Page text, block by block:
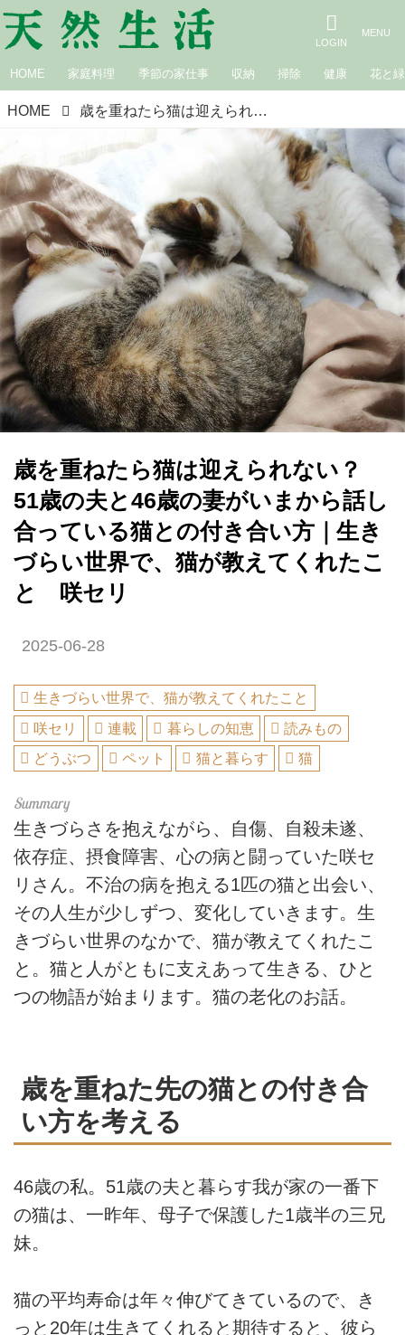
HOME 家庭料理 季節の家仕事 収納 掃除 健康 花と緑
HOME 歳を重ねたら猫は迎えられない？ 51歳の夫と46歳の妻がいまから話し合っている猫との付き合い方｜生きづらい世界で、猫が教えてくれたこと 咲セリ
歳を重ねたら猫は迎えられない？
51歳の夫と46歳の妻がいまから話し
合っている猫との付き合い方｜生き
づらい世界で、猫が教えてくれたこ
と 咲セリ
2025-06-28
生きづらい世界で、猫が教えてくれたこと
咲セリ
連載 暮らしの知恵
読みもの
どうぶつ
ペット 猫と暮らす 猫
生きづらさを抱えながら、自傷、自殺未遂、
依存症、摂食障害、心の病と闘っていた咲セ
リさん。不治の病を抱える1匹の猫と出会い、
その人生が少しずつ、変化していきます。生
きづらい世界のなかで、猫が教えてくれたこ
と。猫と人がともに支えあって生きる、ひと
つの物語が始まります。猫の老化のお話。
歳を重ねた先の猫との付き合
い方を考える
46歳の私。51歳の夫と暮らす我が家の一番下
の猫は、一昨年、母子で保護した1歳半の三兄
妹。
猫の平均寿命は年々伸びてきているので、き
っと20年は生きてくれると期待すると、彼ら